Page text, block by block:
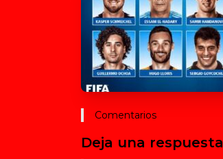
Comentarios
Deja una respuesta